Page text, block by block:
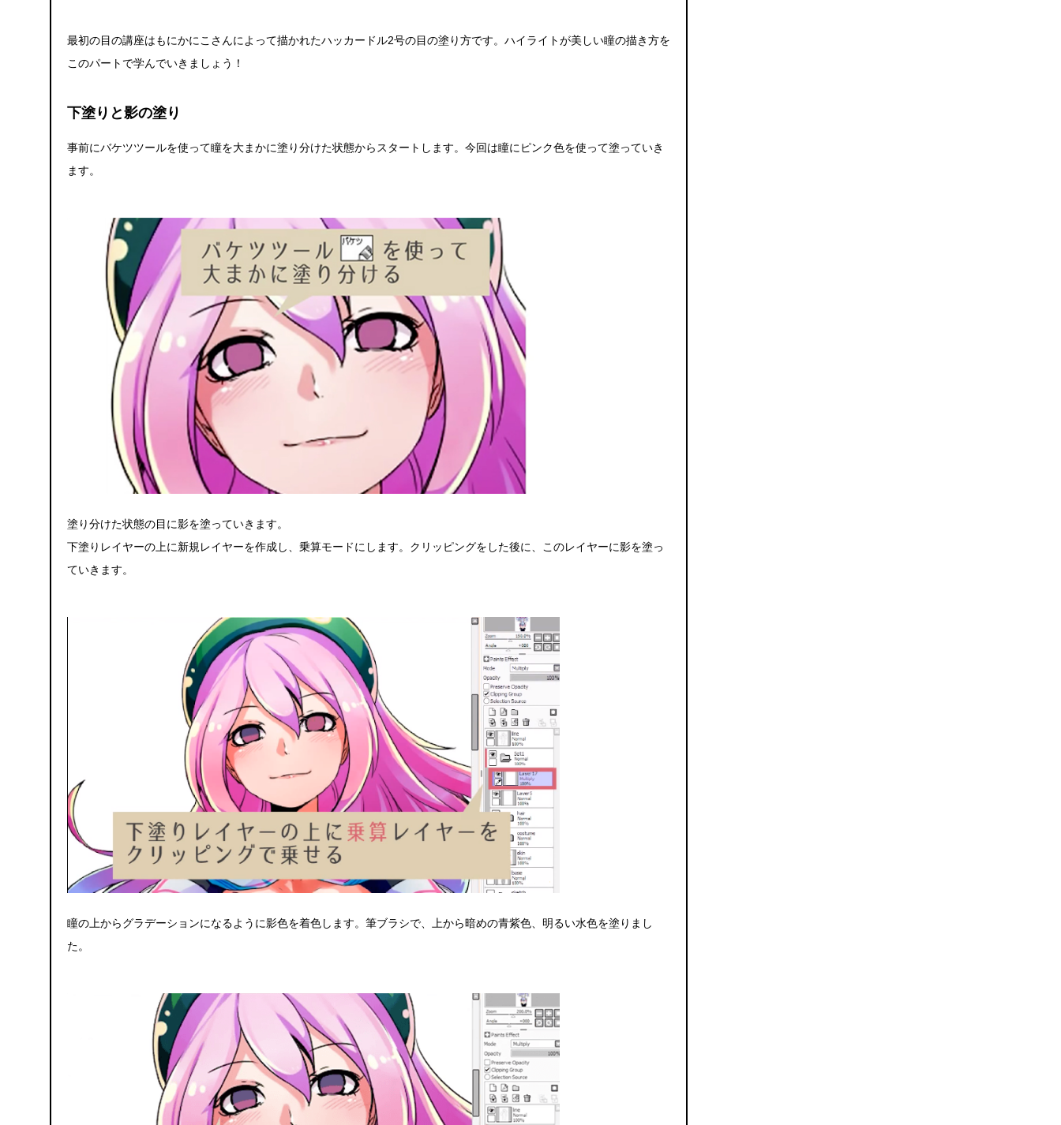
最初の目の講座はもにかにこさんによって描かれたハッカードル2号の目の塗り方です。ハイライトが美しい瞳の描き方を
このパートで学んでいきましょう！
下塗りと影の塗り
事前にバケツツールを使って瞳を大まかに塗り分けた状態からスタートします。今回は瞳にピンク色を使って塗っていき
ます。
塗り分けた状態の目に影を塗っていきます。
下塗りレイヤーの上に新規レイヤーを作成し、乗算モードにします。クリッピングをした後に、このレイヤーに影を塗っ
ていきます。
瞳の上からグラデーションになるように影色を着色します。筆ブラシで、上から暗めの青紫色、明るい水色を塗りまし
た。